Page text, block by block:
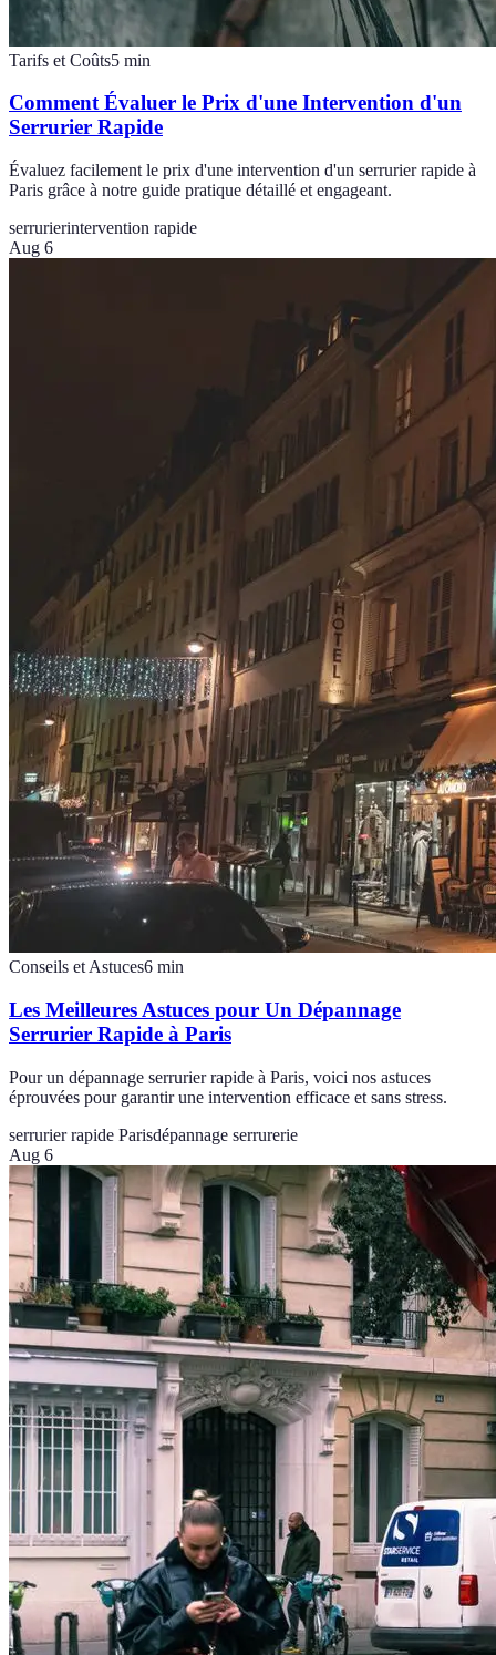
Tarifs et Coûts5 min
Comment Évaluer le Prix d'une Intervention d'un
Serrurier Rapide
Évaluez facilement le prix d'une intervention d'un serrurier rapide à
Paris grâce à notre guide pratique détaillé et engageant.
serrurierintervention rapide
Aug 6
Conseils et Astuces6 min
Les Meilleures Astuces pour Un Dépannage
Serrurier Rapide à Paris
Pour un dépannage serrurier rapide à Paris, voici nos astuces
éprouvées pour garantir une intervention efficace et sans stress.
serrurier rapide Parisdépannage serrurerie
Aug 6